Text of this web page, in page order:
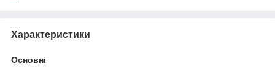
Характеристики
Основні